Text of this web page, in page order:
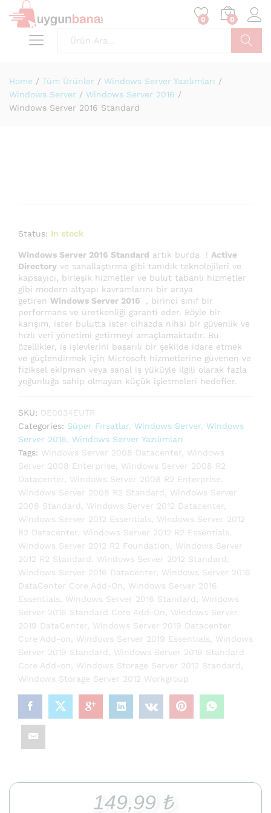
0 0
Home / Tüm Ürünler / Windows Server Yazılımları /
Windows Server / Windows Server 2016 /
Windows Server 2016 Standard
Status: In stock
Windows Server 2016 Standard artık burda ! Active
Directory ve sanallaştırma gibi tanıdık teknolojileri ve
kapsayıcı, birleşik hizmetler ve bulut tabanlı hizmetler
gibi modern altyapı kavramlarını bir araya
getiren Windows Server 2016
, birinci sınıf bir
performans ve üretkenliği garanti eder. Böyle bir
karışım, ister bulutta ister cihazda nihai bir güvenlik ve
hızlı veri yönetimi getirmeyi amaçlamaktadır. Bu
özellikler, iş işlevlerini başarılı bir şekilde idare etmek
ve güçlendirmek için Microsoft hizmetlerine güvenen ve
fiziksel ekipman veya sanal iş yüküyle ilgili olarak fazla
yoğunluğa sahip olmayan küçük işletmeleri hedefler.
SKU: DE0034EUTR
Categories: Süper Fırsatlar Windows Server
Windows
Server 2016
Windows Server Yazılımları
Tags: Windows Server 2008 Datacenter
Windows
Server 2008 Enterprise
Windows Server 2008 R2
Datacenter
Windows Server 2008 R2 Enterprise
Windows Server 2008 R2 Standard
Windows Server
2008 Standard
Windows Server 2012 Datacenter
Windows Server 2012 Essentials
Windows Server 2012
R2 Datacenter
Windows Server 2012 R2 Essentials
Windows Server 2012 R2 Foundation
Windows Server
2012 R2 Standard
Windows Server 2012 Standard
Windows Server 2016 Datacenter
Windows Server 2016
DataCenter Core Add-On
Windows Server 2016
Essentials
Windows Server 2016 Standard
Windows
Server 2016 Standard Core Add-On
Windows Server
2019 DataCenter
Windows Server 2019 Datacenter
Core Add-on
Windows Server 2019 Essentials
Windows
Server 2019 Standard
Windows Server 2019 Standard
Core Add-on
Windows Storage Server 2012 Standard
Windows Storage Server 2012 Workgroup
149,99 ₺